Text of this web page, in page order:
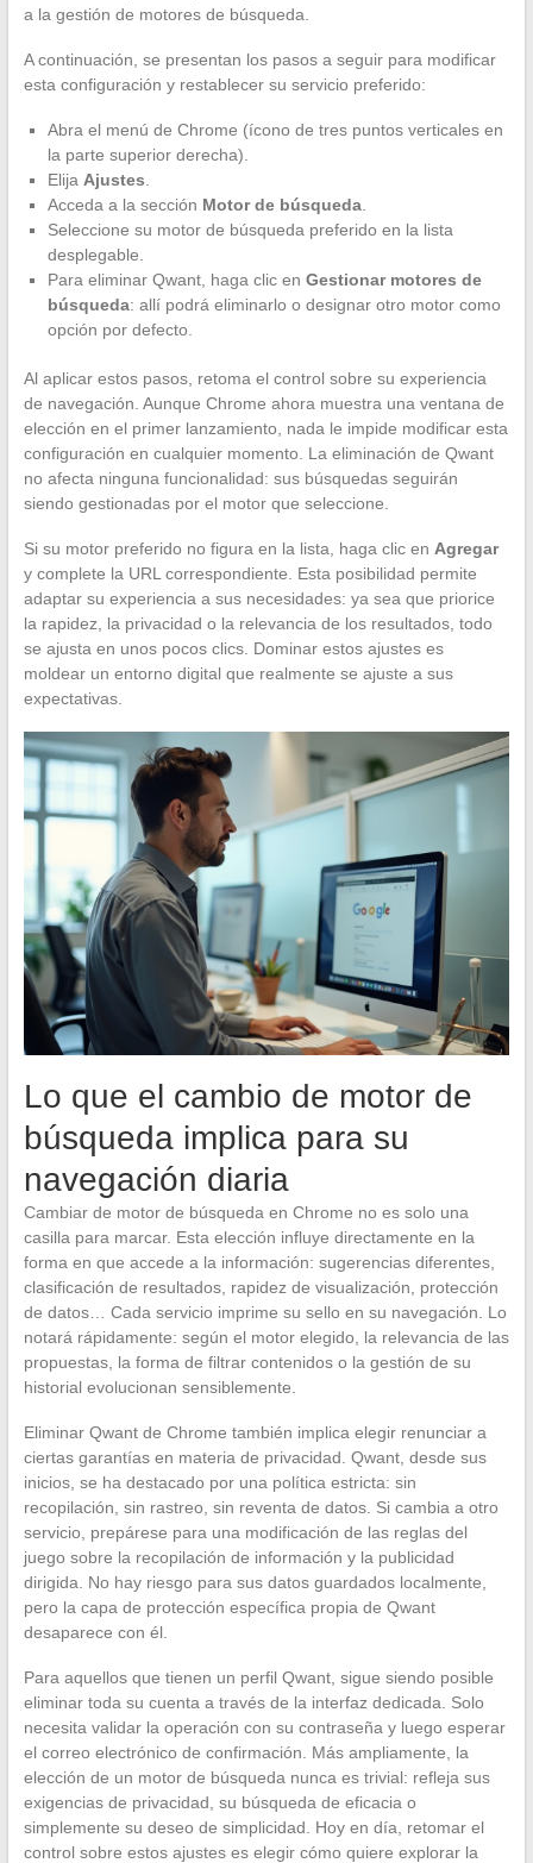
a la gestión de motores de búsqueda.
A continuación, se presentan los pasos a seguir para modificar
esta configuración y restablecer su servicio preferido:
Abra el menú de Chrome (ícono de tres puntos verticales en
la parte superior derecha).
Elija Ajustes
Acceda a la sección Motor de búsqueda.
Seleccione su motor de búsqueda preferido en la lista
desplegable.
Para eliminar Qwant, haga clic en Gestionar motores de
búsqueda: allí podrá eliminarlo o designar otro motor como
opción por defecto.
Al aplicar estos pasos, retoma el control sobre su experiencia
de navegación. Aunque Chrome ahora muestra una ventana de
elección en el primer lanzamiento, nada le impide modificar esta
configuración en cualquier momento. La eliminación de Qwant
no afecta ninguna funcionalidad: sus búsquedas seguirán
siendo gestionadas por el motor que seleccione.
Si su motor preferido no figura en la lista, haga clic en Agregar
y complete la URL correspondiente. Esta posibilidad permite
adaptar su experiencia a sus necesidades: ya sea que priorice
la rapidez, la privacidad o la relevancia de los resultados, todo
se ajusta en unos pocos clics. Dominar estos ajustes es
moldear un entorno digital que realmente se ajuste a sus
expectativas.
Lo que el cambio de motor de
búsqueda implica para su
navegación diaria
Cambiar de motor de búsqueda en Chrome no es solo una
casilla para marcar. Esta elección influye directamente en la
forma en que accede a la información: sugerencias diferentes,
clasificación de resultados, rapidez de visualización, protección
de datos… Cada servicio imprime su sello en su navegación. Lo
notará rápidamente: según el motor elegido, la relevancia de las
propuestas, la forma de filtrar contenidos o la gestión de su
historial evolucionan sensiblemente.
Eliminar Qwant de Chrome también implica elegir renunciar a
ciertas garantías en materia de privacidad. Qwant, desde sus
inicios, se ha destacado por una política estricta: sin
recopilación, sin rastreo, sin reventa de datos. Si cambia a otro
servicio, prepárese para una modificación de las reglas del
juego sobre la recopilación de información y la publicidad
dirigida. No hay riesgo para sus datos guardados localmente,
pero la capa de protección específica propia de Qwant
desaparece con él.
Para aquellos que tienen un perfil Qwant, sigue siendo posible
eliminar toda su cuenta a través de la interfaz dedicada. Solo
necesita validar la operación con su contraseña y luego esperar
el correo electrónico de confirmación. Más ampliamente, la
elección de un motor de búsqueda nunca es trivial: refleja sus
exigencias de privacidad, su búsqueda de eficacia o
simplemente su deseo de simplicidad. Hoy en día, retomar el
control sobre estos ajustes es elegir cómo quiere explorar la